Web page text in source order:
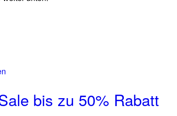
bis zu 50% Rabatt